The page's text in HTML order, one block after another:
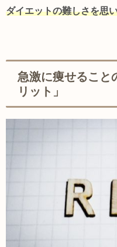
ダイエットの難しさを思
急激に痩せること
リット」